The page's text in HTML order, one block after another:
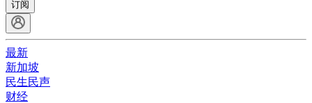
订阅
最新
新加坡
民生民声
财经